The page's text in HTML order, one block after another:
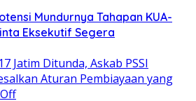
Mundurnya Tahapan KUA-
Eksekutif Segera